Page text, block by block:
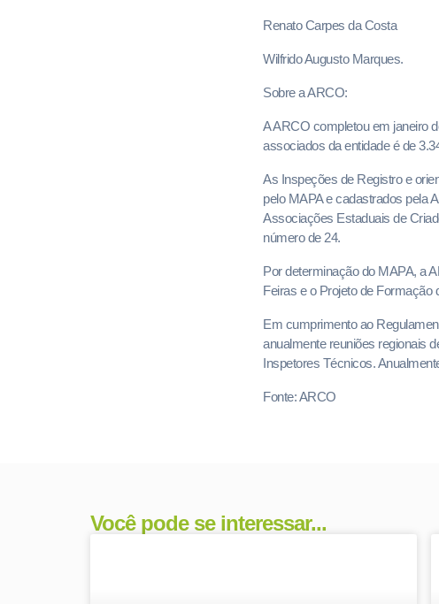
Renato Carpes da Costa
Wilfrido Augusto Marques.
Sobre a ARCO:
A ARCO completou em janeiro
associados da entidade é de
As Inspeções de Registro e
pelo MAPA e cadastrados pela
Associações Estaduais de
número de 24.
Por determinação do MAPA, a
Feiras e o Projeto de
Em cumprimento ao
anualmente reuniões regionais
Inspetores Técnicos.
Fonte: ARCO
Você pode se interessar...